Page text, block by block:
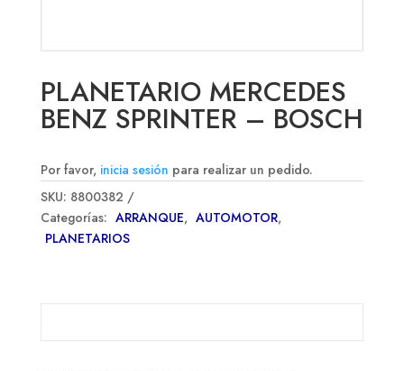
PLANETARIO MERCEDES
BENZ SPRINTER – BOSCH
Por favor, inicia sesión para realizar un pedido.
SKU: 8800382
Categorías: ARRANQUE, AUTOMOTOR,
PLANETARIOS